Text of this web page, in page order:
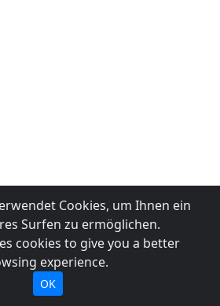
Cookies, um Ihnen ein
Surfen zu ermöglichen.
cookies to give you a better
experience.
OK